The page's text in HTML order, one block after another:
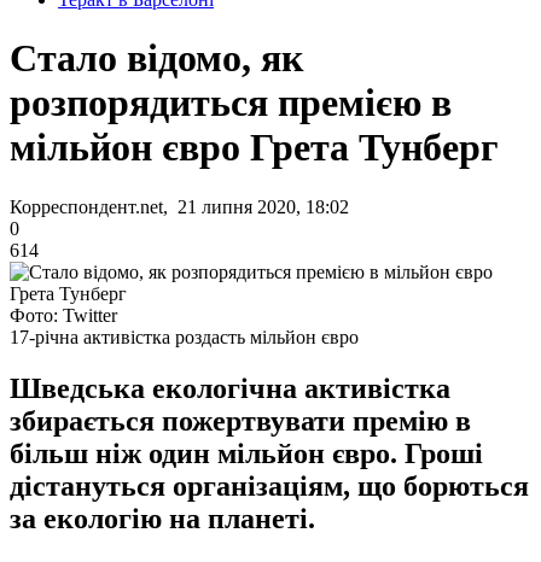
Стало відомо, як
розпорядиться премією в
мільйон євро Грета Тунберг
Корреспондент.net, 21 липня 2020, 18:02
0
614
Фото: Twitter
17-річна активістка роздасть мільйон євро
Шведська екологічна активістка
збирається пожертвувати премію в
більш ніж один мільйон євро. Гроші
дістануться організаціям, що борються
за екологію на планеті.